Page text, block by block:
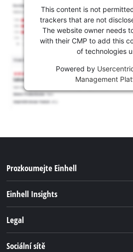
This content is not
trackers that are not
The website owner needs
with their CMP to add this
of technologies
Powered by
Management
Prozkoumejte Einhell
Systém akumulátorů
Einhell Insights
Legal
Sociální sítě